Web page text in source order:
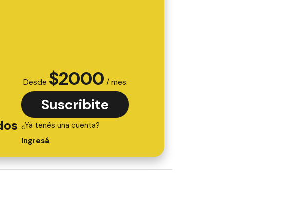
Desde $2000 / mes
Suscribite
¿Ya tenés una cuenta?
Ingresá